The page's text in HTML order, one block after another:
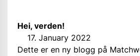
Hei, verden!
17. January 2022
Dette er en ny blogg på